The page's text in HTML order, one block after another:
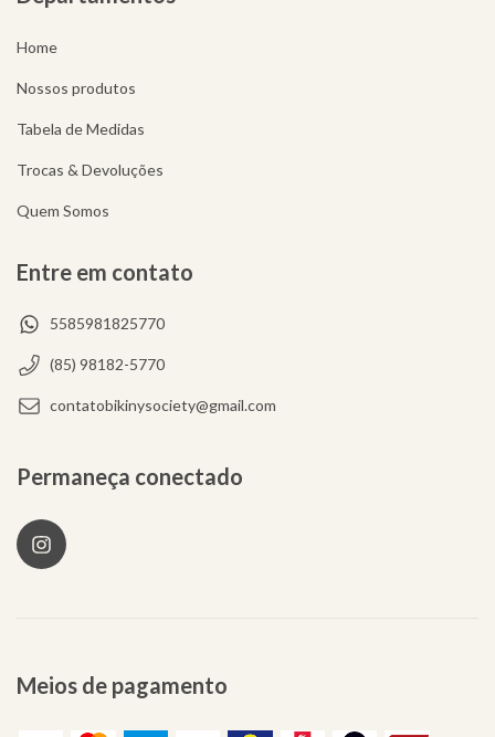
Home
Nossos produtos
Tabela de Medidas
Trocas & Devoluções
Quem Somos
Entre em contato
5585981825770
(85) 98182-5770
contatobikinysociety@gmail.com
Permaneça conectado
Meios de pagamento